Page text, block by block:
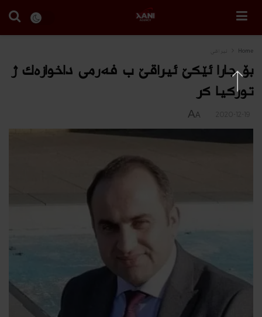
Home ئیراقی
بۆ جارا ئێكێ‌‌ ئیراقێ‌ ب فه‌رمی‌ داخوازه‌ك ژ
توركیا كر
A
A